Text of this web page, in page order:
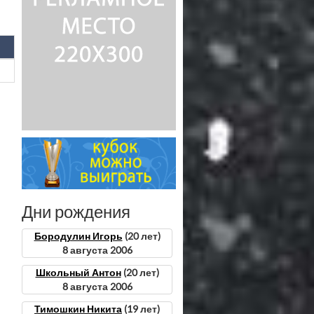
Дни рождения
Бородулин Игорь (20 лет)
8 августа 2006
Школьный Антон(20 лет)
8 августа 2006
Тимошкин Никита (19 лет)